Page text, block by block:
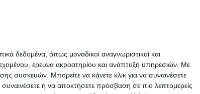
δεδομένα, όπως μοναδικοί αναγνωριστικοί και
έρευνα ακροατηρίου και ανάπτυξη υπηρεσιών. Με
συσκευών. Μπορείτε να κάνετε κλικ για να συναινέσετε
ή να αποκτήσετε πρόσβαση σε πιο λεπτομερείς